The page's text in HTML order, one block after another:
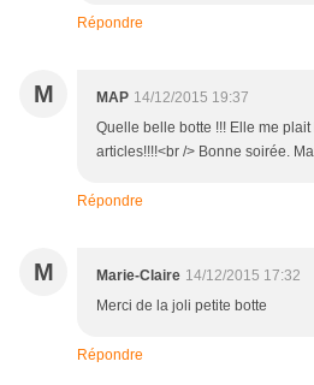
Répondre
M MAP 14/12/2015 19:37
Quelle belle botte !!! Elle me
articles!!!!<br /> Bonne soirée.
Répondre
M Marie-Claire 14/12/2015 17:32
Merci de la joli petite botte
Répondre